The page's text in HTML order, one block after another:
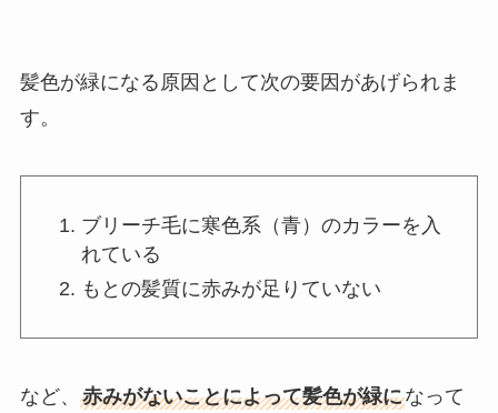
髪色が緑になる原因として次の要因があげられま
す。
ブリーチ毛に寒色系（青）のカラーを入
れている
もとの髪質に赤みが足りていない
など、 赤みがないことによって髪色が緑になって